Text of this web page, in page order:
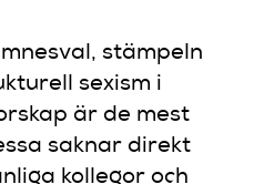
stämpeln
sexism i
är de mest
saknar direkt
kollegor och